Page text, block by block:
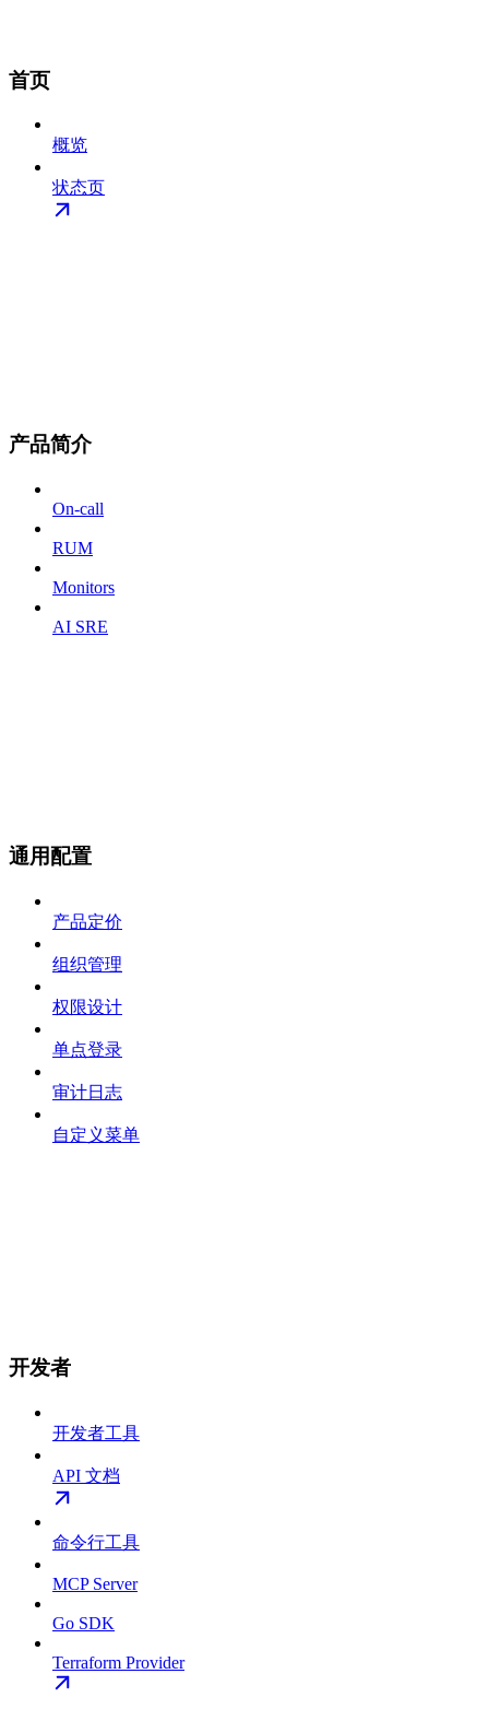
首页
概览
状态页
产品简介
On-call
RUM
Monitors
AI SRE
通用配置
产品定价
组织管理
权限设计
单点登录
审计日志
自定义菜单
开发者
开发者工具
API 文档
命令行工具
MCP Server
Go SDK
Terraform Provider